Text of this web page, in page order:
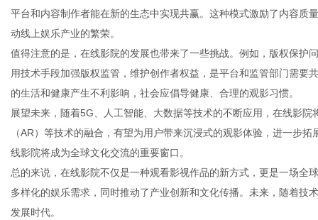
平台和内容制作者能在新的生态中实现共赢。这种模式激励了内容质
动线上娱乐产业的繁荣。
值得注意的是，在线影院的发展也带来了一些挑战。例如，版权保护
用技术手段加强版权监管，维护创作者权益，是平台和监管部门需要
的生活和健康产生不利影响，社会应倡导健康、合理的观影习惯。
展望未来，随着5G、人工智能、大数据等技术的不断应用，在线影
（AR）等技术的融合，有望为用户带来沉浸式的观影体验，进一步
线影院将成为全球文化交流的重要窗口。
总的来说，在线影院不仅是一种观看影视作品的新方式，更是一场全
多样化的娱乐需求，同时推动了产业创新和文化传播。未来，随着技
发展时代。